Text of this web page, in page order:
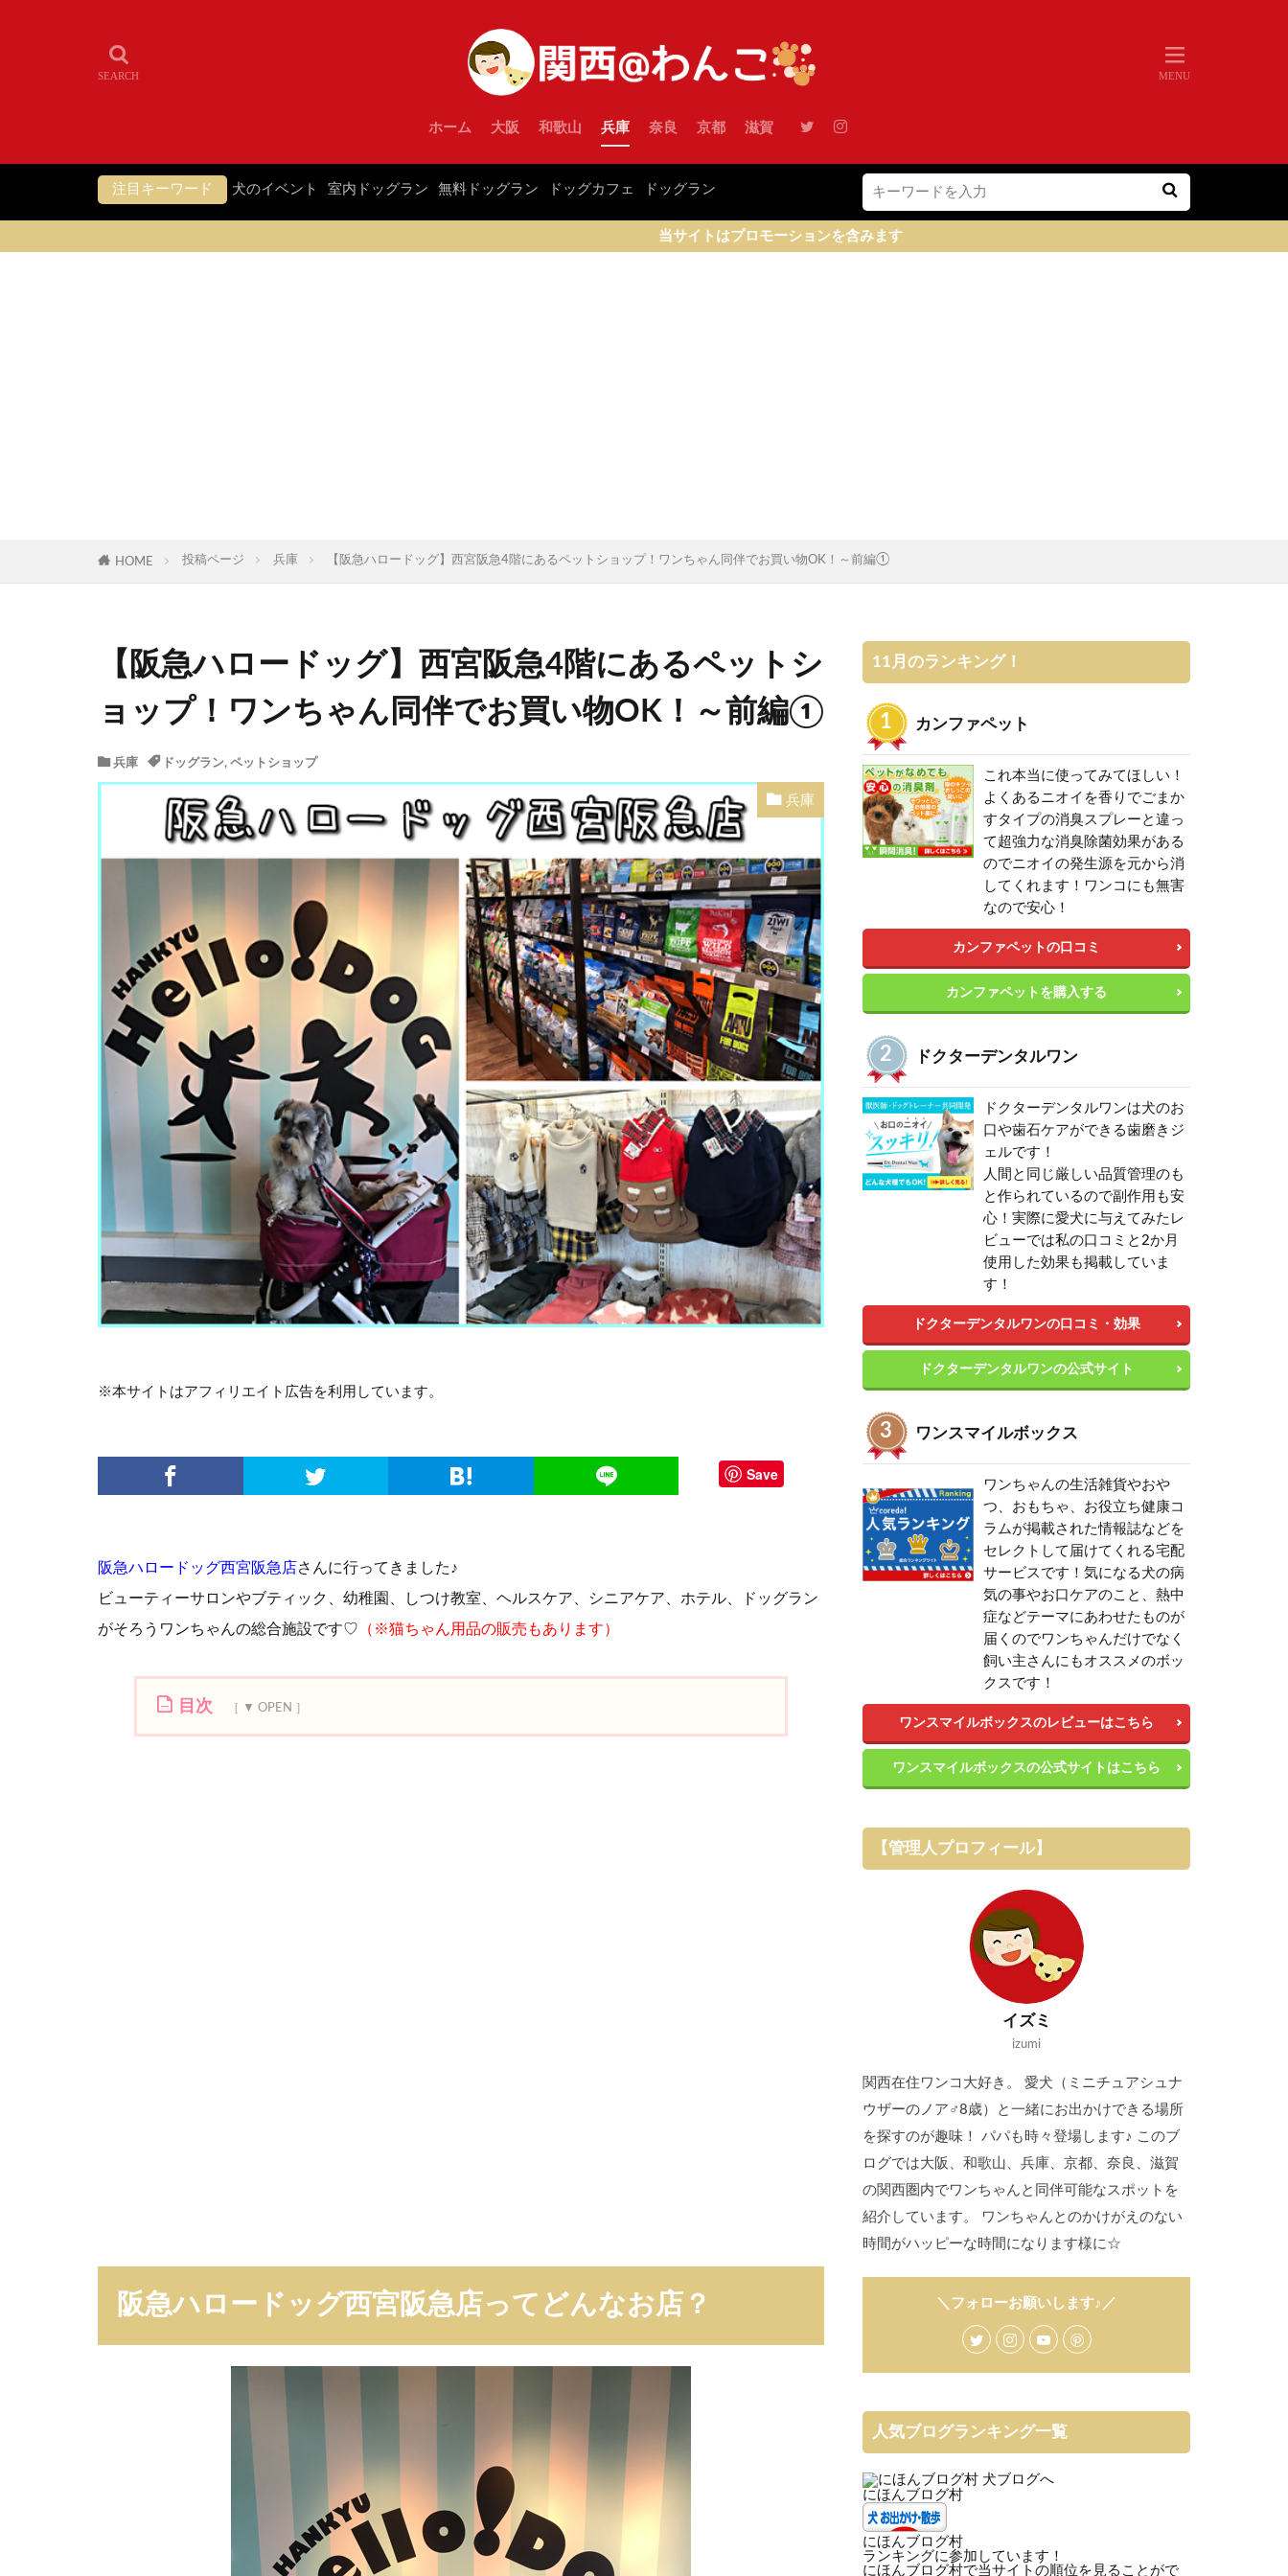
ホーム 大阪 和歌山 兵庫 奈良 京都 滋賀
注目キーワード 犬のイベント 室内ドッグラン 無料ドッグラン ドッグカフェ ドッグラン
当サイトはプロモーションを含みます
HOME 投稿ページ 兵庫 【阪急ハロードッグ】西宮阪急4階にあるペットショップ！ワンちゃん同伴でお買い物OK！～前編①
【阪急ハロードッグ】西宮阪急4階にあるペットシ
ョップ！ワンちゃん同伴でお買い物OK！～前編①
兵庫 ドッグラン, ペットショップ
兵庫
※本サイトはアフィリエイト広告を利用しています。
Save
阪急ハロードッグ西宮阪急店さんに行ってきました♪
ビューティーサロンやブティック、幼稚園、しつけ教室、ヘルスケア、シニアケア、ホテル、ドッグラン
がそろうワンちゃんの総合施設です♡ （ ※猫ちゃん用品の販売もあります）
目次
阪急ハロードッグ西宮阪急店ってどんなお店？
11月のランキング！
カンファペット
これ本当に使ってみてほしい！
よくあるニオイを香りでごまか
すタイプの消臭スプレーと違っ
て超強力な消臭除菌効果がある
のでニオイの発生源を元から消
してくれます！ワンコにも無害
なので安心！
カンファペットの口コミ
カンファペットを購入する
ドクターデンタルワン
ドクターデンタルワンは犬のお
口や歯石ケアができる歯磨きジ
ェルです！
人間と同じ厳しい品質管理のも
と作られているので副作用も安
心！実際に愛犬に与えてみたレ
ビューでは私の口コミと2か月
使用した効果も掲載していま
す！
ドクターデンタルワンの口コミ・効果
ドクターデンタルワンの公式サイト
ワンスマイルボックス
ワンちゃんの生活雑貨やおや
つ、おもちゃ、お役立ち健康コ
ラムが掲載された情報誌などを
セレクトして届けてくれる宅配
サービスです！気になる犬の病
気の事やお口ケアのこと、熱中
症などテーマにあわせたものが
届くのでワンちゃんだけでなく
飼い主さんにもオススメのボッ
クスです！
ワンスマイルボックスのレビューはこちら
ワンスマイルボックスの公式サイトはこちら
【管理人プロフィール】
イズミ
izumi
関西在住ワンコ大好き。 愛犬（ミニチュアシュナ
ウザーのノア♂8歳）と一緒にお出かけできる場所
を探すのが趣味！ パパも時々登場します♪ このブ
ログでは大阪、和歌山、兵庫、京都、奈良、滋賀
の関西圏内でワンちゃんと同伴可能なスポットを
紹介しています。 ワンちゃんとのかけがえのない
時間がハッピーな時間になります様に☆
＼フォローお願いします♪／
人気ブログランキング一覧
にほんブログ村
にほんブログ村
ランキングに参加しています！
にほんブログ村で当サイトの順位を見ることがで